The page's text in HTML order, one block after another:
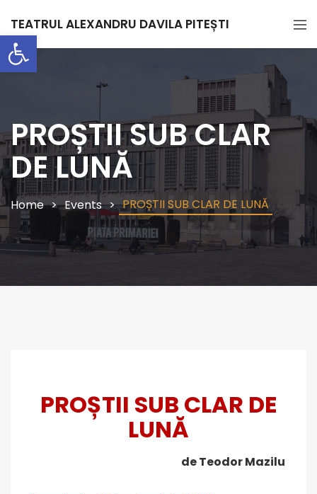
Deschide bara de unelte
TEATRUL ALEXANDRU DAVILA PITEȘTI
PROȘTII SUB CLAR
DE LUNĂ
Home Events PROȘTII SUB CLAR DE LUNĂ
PROȘTII SUB CLAR DE
LUNĂ
de Teodor Mazilu